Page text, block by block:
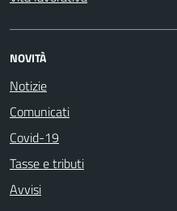
NOVITÀ
Notizie
Comunicati
Covid-19
Tasse e tributi
Avvisi